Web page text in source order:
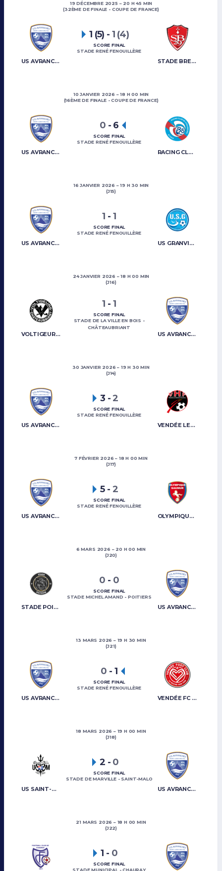
19 DÉCEMBRE 2025
20 H 45 MIN
(32ÈME DE FINALE - COUPE DE FRANCE)
US AVRANCHES MONT-SAINT-MICHEL STADE BRESTOIS 29
1 (5) - 1 (4)
SCORE FINAL
STADE RENÉ FENOUILLÈRE
10 JANVIER 2026
18 H 00 MIN
(16ÈME DE FINALE - COUPE DE FRANCE)
US AVRANCHES MONT-SAINT-MICHEL RACING CLUB DE STRASBOURG
0 - 6
SCORE FINAL
STADE RENÉ FENOUILLÈRE
16 JANVIER 2026
19 H 30 MIN
(J15)
US AVRANCHES MONT-SAINT-MICHEL US GRANVILLE
1 - 1
SCORE FINAL
STADE RENÉ FENOUILLÈRE
24 JANVIER 2026
18 H 00 MIN
(J16)
VOLTIGEURS CHATEAUBRIANT US AVRANCHES MONT-SAINT-MICHEL
1 - 1
SCORE FINAL
STADE DE LA VILLE EN BOIS -
CHÂTEAUBRIANT
30 JANVIER 2026
19 H 30 MIN
(J14)
US AVRANCHES MONT-SAINT-MICHEL VENDÉE LES HERBIERS FOOTBALL
3 -2
SCORE FINAL
STADE RENÉ FENOUILLÈRE
7 FÉVRIER 2026
18 H 00 MIN
(J17)
US AVRANCHES MONT-SAINT-MICHEL OLYMPIQUE SAUMUR
5 - 2
SCORE FINAL
STADE RENÉ FENOUILLÈRE
6 MARS 2026
20 H 00 MIN
(J20)
STADE POITEVIN US AVRANCHES MONT-SAINT-MICHEL
0 - 0
SCORE FINAL
STADE MICHEL AMAND - POITIERS
13 MARS 2026
19 H 30 MIN
(J21)
US AVRANCHES MONT-SAINT-MICHEL VENDÉE FC LA ROCHE-SUR-YON
0 - 1
SCORE FINAL
STADE RENÉ FENOUILLÈRE
18 MARS 2026
19 H 00 MIN
(J18)
US SAINT-MALO US AVRANCHES MONT-SAINT-MICHEL
2 - 0
SCORE FINAL
STADE DE MARVILLE - SAINT-MALO
21 MARS 2026
18 H 00 MIN
(J22)
1 - 0
SCORE FINAL
STADE MUNICIPAL - CHAURAY